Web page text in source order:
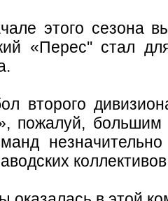
этого сезона
«Перес'' стал
второго
пожалуй, большим